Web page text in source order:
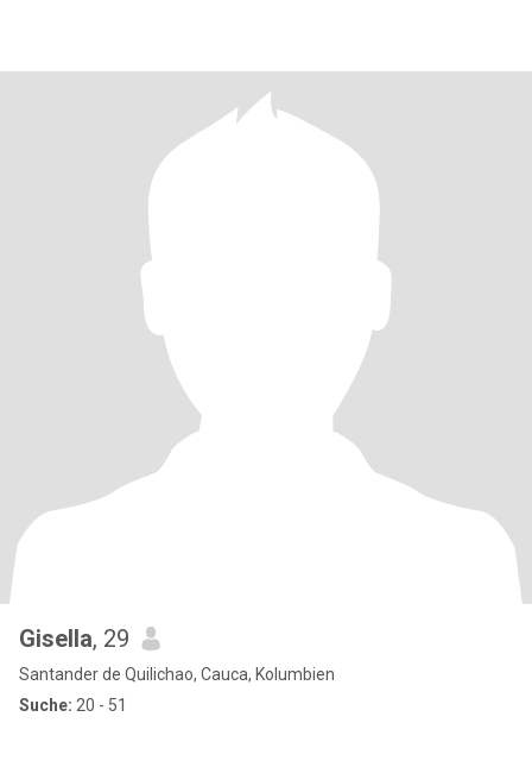
Gisella, 29
Santander de Quilichao, Cauca, Kolumbien
Suche: 20 - 51